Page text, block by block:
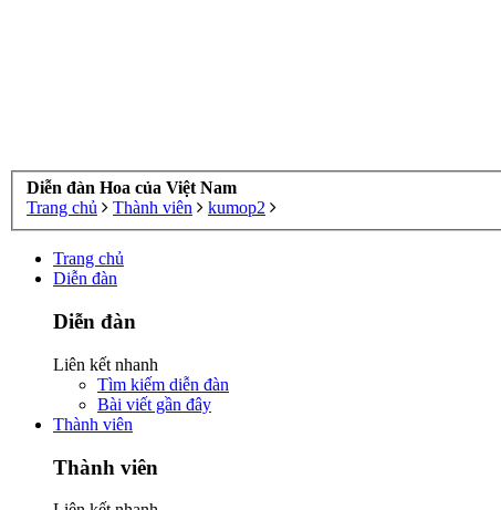
Diễn đàn Hoa của Việt Nam
Trang chủ
Thành viên kumop2
Trang chủ
Diễn đàn
Diễn đàn
Liên kết nhanh
Tìm kiếm diễn đàn
Bài viết gần đây
Thành viên
Thành viên